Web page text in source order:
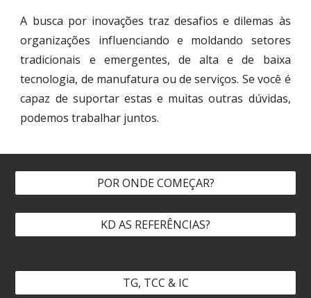
A busca por inovações traz desafios e dilemas às
organizações influenciando e moldando setores
tradicionais e emergentes, de alta e de baixa
tecnologia, de manufatura ou de serviços. Se você é
capaz de suportar estas e muitas outras dúvidas,
podemos trabalhar juntos.
POR ONDE COMEÇAR?
KD AS REFERÊNCIAS?
TG, TCC & IC